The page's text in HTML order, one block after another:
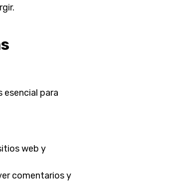
esencial para
web y
comentarios y